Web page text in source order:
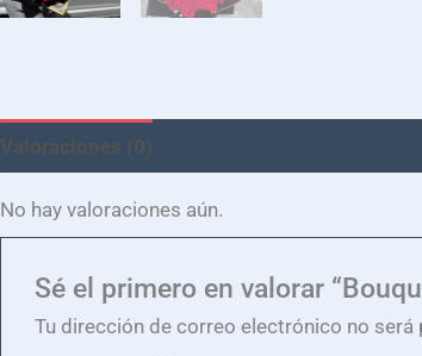
Valoraciones (0)
No hay valoraciones aún.
Sé el primero en valorar
Tu dirección de correo electrónico no será